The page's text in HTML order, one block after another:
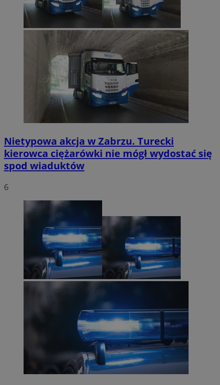
Nietypowa akcja w Zabrzu. Turecki
kierowca ciężarówki nie mógł wydostać się
spod wiaduktów
6